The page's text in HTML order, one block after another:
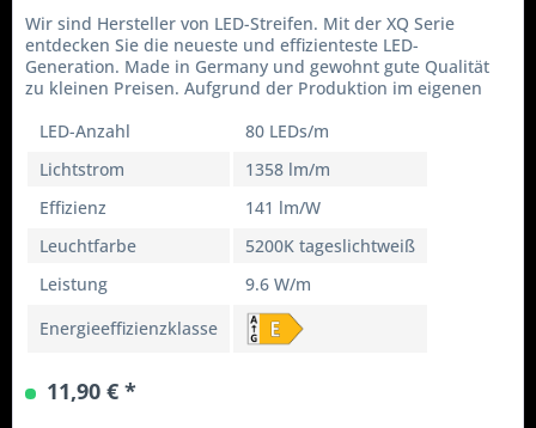
Wir sind Hersteller von LED-Streifen. Mit der XQ Serie
entdecken Sie die neueste und effizienteste LED-
Generation. Made in Germany und gewohnt gute Qualität
zu kleinen Preisen. Aufgrund der Produktion im eigenen
LED-Anzahl
80 LEDs/m
Lichtstrom
1358 lm/m
Effizienz
141 lm/W
Leuchtfarbe
5200K tageslichtweiß
Leistung
9.6 W/m
Energieeffizienzklasse
11,90 € *